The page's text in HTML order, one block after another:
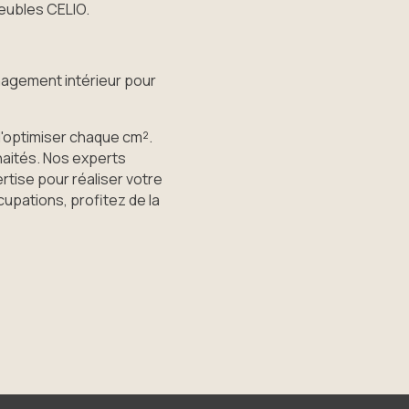
CELIO.
intérieur pour
chaque cm².
Nos experts
pour réaliser votre
profitez de la